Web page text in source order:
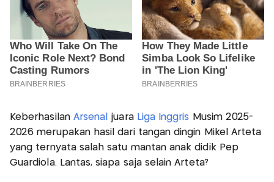
Keberhasilan Arsenal juara Liga Inggris Musim 2025-
2026 merupakan hasil dari tangan dingin Mikel Arteta
yang ternyata salah satu mantan anak didik Pep
Guardiola. Lantas, siapa saja selain Arteta?